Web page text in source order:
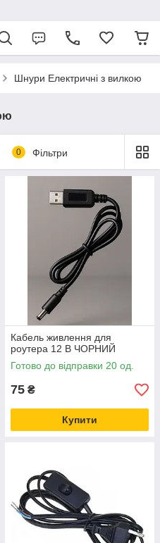
Шнури Електричні з вилкою
0 Фільтри
Кабель живлення для
роутера 12 В ЧОРНИЙ
Готово до відправки 20 од.
75 ₴
Купити